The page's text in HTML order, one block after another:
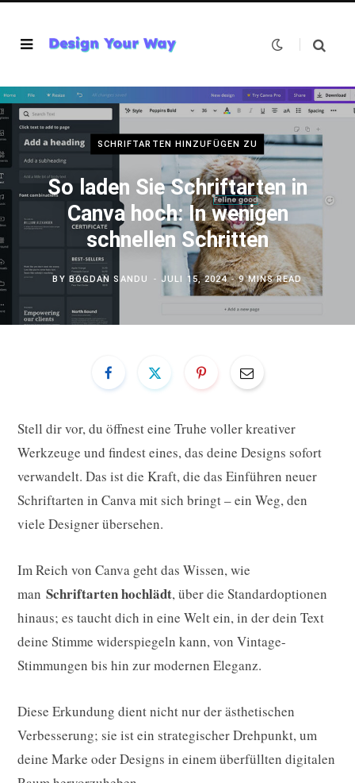
SCHRIFTARTEN HINZUFÜGEN ZU
So laden Sie Schriftarten in
Canva hoch: In wenigen
schnellen Schritten
BY BOGDAN SANDU JULI 15, 2024 9 MINS READ
Stell dir vor, du öffnest eine Truhe voller kreativer
Werkzeuge und findest eines, das deine Designs sofort
verwandelt. Das ist die Kraft, die das Einführen neuer
Schriftarten in Canva mit sich bringt – ein Weg, den
viele Designer übersehen.
Im Reich von Canva geht das Wissen, wie
man Schriftarten hochlädt, über die Standardoptionen
hinaus; es taucht dich in eine Welt ein, in der dein Text
deine Stimme widerspiegeln kann, von Vintage-
Stimmungen bis hin zur modernen Eleganz.
Diese Erkundung dient nicht nur der ästhetischen
Verbesserung; sie ist ein strategischer Drehpunkt, um
deine Marke oder Designs in einem überfüllten digitalen